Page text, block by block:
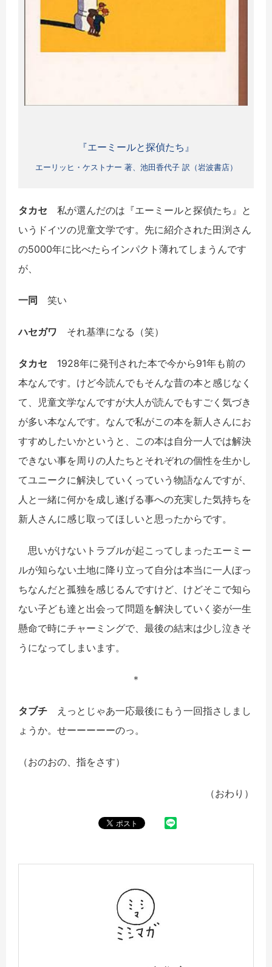
『エーミールと探偵たち』
エーリッヒ・ケストナー 著、池田香代子 訳（岩波書店）
タカセ 私が選んだのは『エーミールと探偵たち』と
いうドイツの児童文学です。先に紹介された田渕さん
の5000年に比べたらインパクト薄れてしまうんです
が、
一同 笑い
ハセガワ それ基準になる（笑）
タカセ 1928年に発刊された本で今から91年も前の
本なんです。けど今読んでもそんな昔の本と感じなく
て、児童文学なんですが大人が読んでもすごく気づき
が多い本なんです。なんで私がこの本を新人さんにお
すすめしたいかというと、この本は自分一人では解決
できない事を周りの人たちとそれぞれの個性を生かし
てユニークに解決していくっていう物語なんですが、
人と一緒に何かを成し遂げる事への充実した気持ちを
新人さんに感じ取ってほしいと思ったからです。
思いがけないトラブルが起こってしまったエーミー
ルが知らない土地に降り立って自分は本当に一人ぼっ
ちなんだと孤独を感じるんですけど、けどそこで知ら
ない子ども達と出会って問題を解決していく姿が一生
懸命で時にチャーミングで、最後の結末は少し泣きそ
うになってしまいます。
＊
タブチ えっとじゃあ一応最後にもう一回指さしまし
ょうか。せーーーーーのっ。
（おのおの、指をさす）
（おわり）